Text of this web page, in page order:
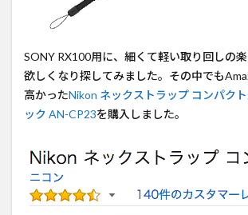
SONY RX100用に、細くて軽い取り回しの
欲しくなり探してみました。その中でも
高かったNikon ネックストラップ コンパク
ック AN-CP23を購入しました。